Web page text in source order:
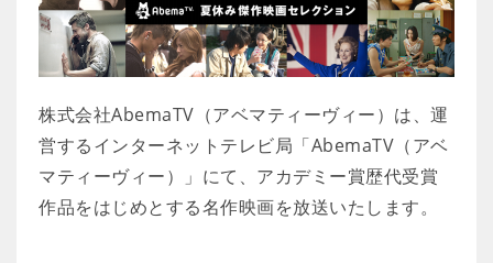
株式会社AbemaTV（アベマティーヴィー）は、運
営するインターネットテレビ局「AbemaTV（アベ
マティーヴィー）」にて、アカデミー賞歴代受賞
作品をはじめとする名作映画を放送いたします。